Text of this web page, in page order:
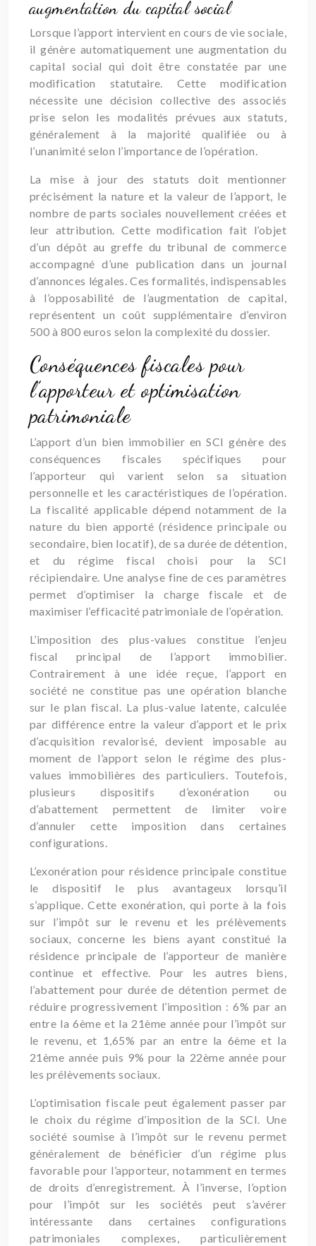
augmentation du capital social
Lorsque l’apport intervient en cours de vie sociale,
il génère automatiquement une augmentation du
capital social qui doit être constatée par une
modification statutaire. Cette modification
nécessite une décision collective des associés
prise selon les modalités prévues aux statuts,
généralement à la majorité qualifiée ou à
l’unanimité selon l’importance de l’opération.
La mise à jour des statuts doit mentionner
précisément la nature et la valeur de l’apport, le
nombre de parts sociales nouvellement créées et
leur attribution. Cette modification fait l’objet
d’un dépôt au greffe du tribunal de commerce
accompagné d’une publication dans un journal
d’annonces légales. Ces formalités, indispensables
à l’opposabilité de l’augmentation de capital,
représentent un coût supplémentaire d’environ
500 à 800 euros selon la complexité du dossier.
Conséquences fiscales pour
l’apporteur et optimisation
patrimoniale
L’apport d’un bien immobilier en SCI génère des
conséquences fiscales spécifiques pour
l’apporteur qui varient selon sa situation
personnelle et les caractéristiques de l’opération.
La fiscalité applicable dépend notamment de la
nature du bien apporté (résidence principale ou
secondaire, bien locatif), de sa durée de détention,
et du régime fiscal choisi pour la SCI
récipiendaire. Une analyse fine de ces paramètres
permet d’optimiser la charge fiscale et de
maximiser l’efficacité patrimoniale de l’opération.
L’imposition des plus-values constitue l’enjeu
fiscal principal de l’apport immobilier.
Contrairement à une idée reçue, l’apport en
société ne constitue pas une opération blanche
sur le plan fiscal. La plus-value latente, calculée
par différence entre la valeur d’apport et le prix
d’acquisition revalorisé, devient imposable au
moment de l’apport selon le régime des plus-
values immobilières des particuliers. Toutefois,
plusieurs dispositifs d’exonération ou
d’abattement permettent de limiter voire
d’annuler cette imposition dans certaines
configurations.
L’exonération pour résidence principale constitue
le dispositif le plus avantageux lorsqu’il
s’applique. Cette exonération, qui porte à la fois
sur l’impôt sur le revenu et les prélèvements
sociaux, concerne les biens ayant constitué la
résidence principale de l’apporteur de manière
continue et effective. Pour les autres biens,
l’abattement pour durée de détention permet de
réduire progressivement l’imposition : 6% par an
entre la 6ème et la 21ème année pour l’impôt sur
le revenu, et 1,65% par an entre la 6ème et la
21ème année puis 9% pour la 22ème année pour
les prélèvements sociaux.
L’optimisation fiscale peut également passer par
le choix du régime d’imposition de la SCI. Une
société soumise à l’impôt sur le revenu permet
généralement de bénéficier d’un régime plus
favorable pour l’apporteur, notamment en termes
de droits d’enregistrement. À l’inverse, l’option
pour l’impôt sur les sociétés peut s’avérer
intéressante dans certaines configurations
patrimoniales complexes, particulièrement